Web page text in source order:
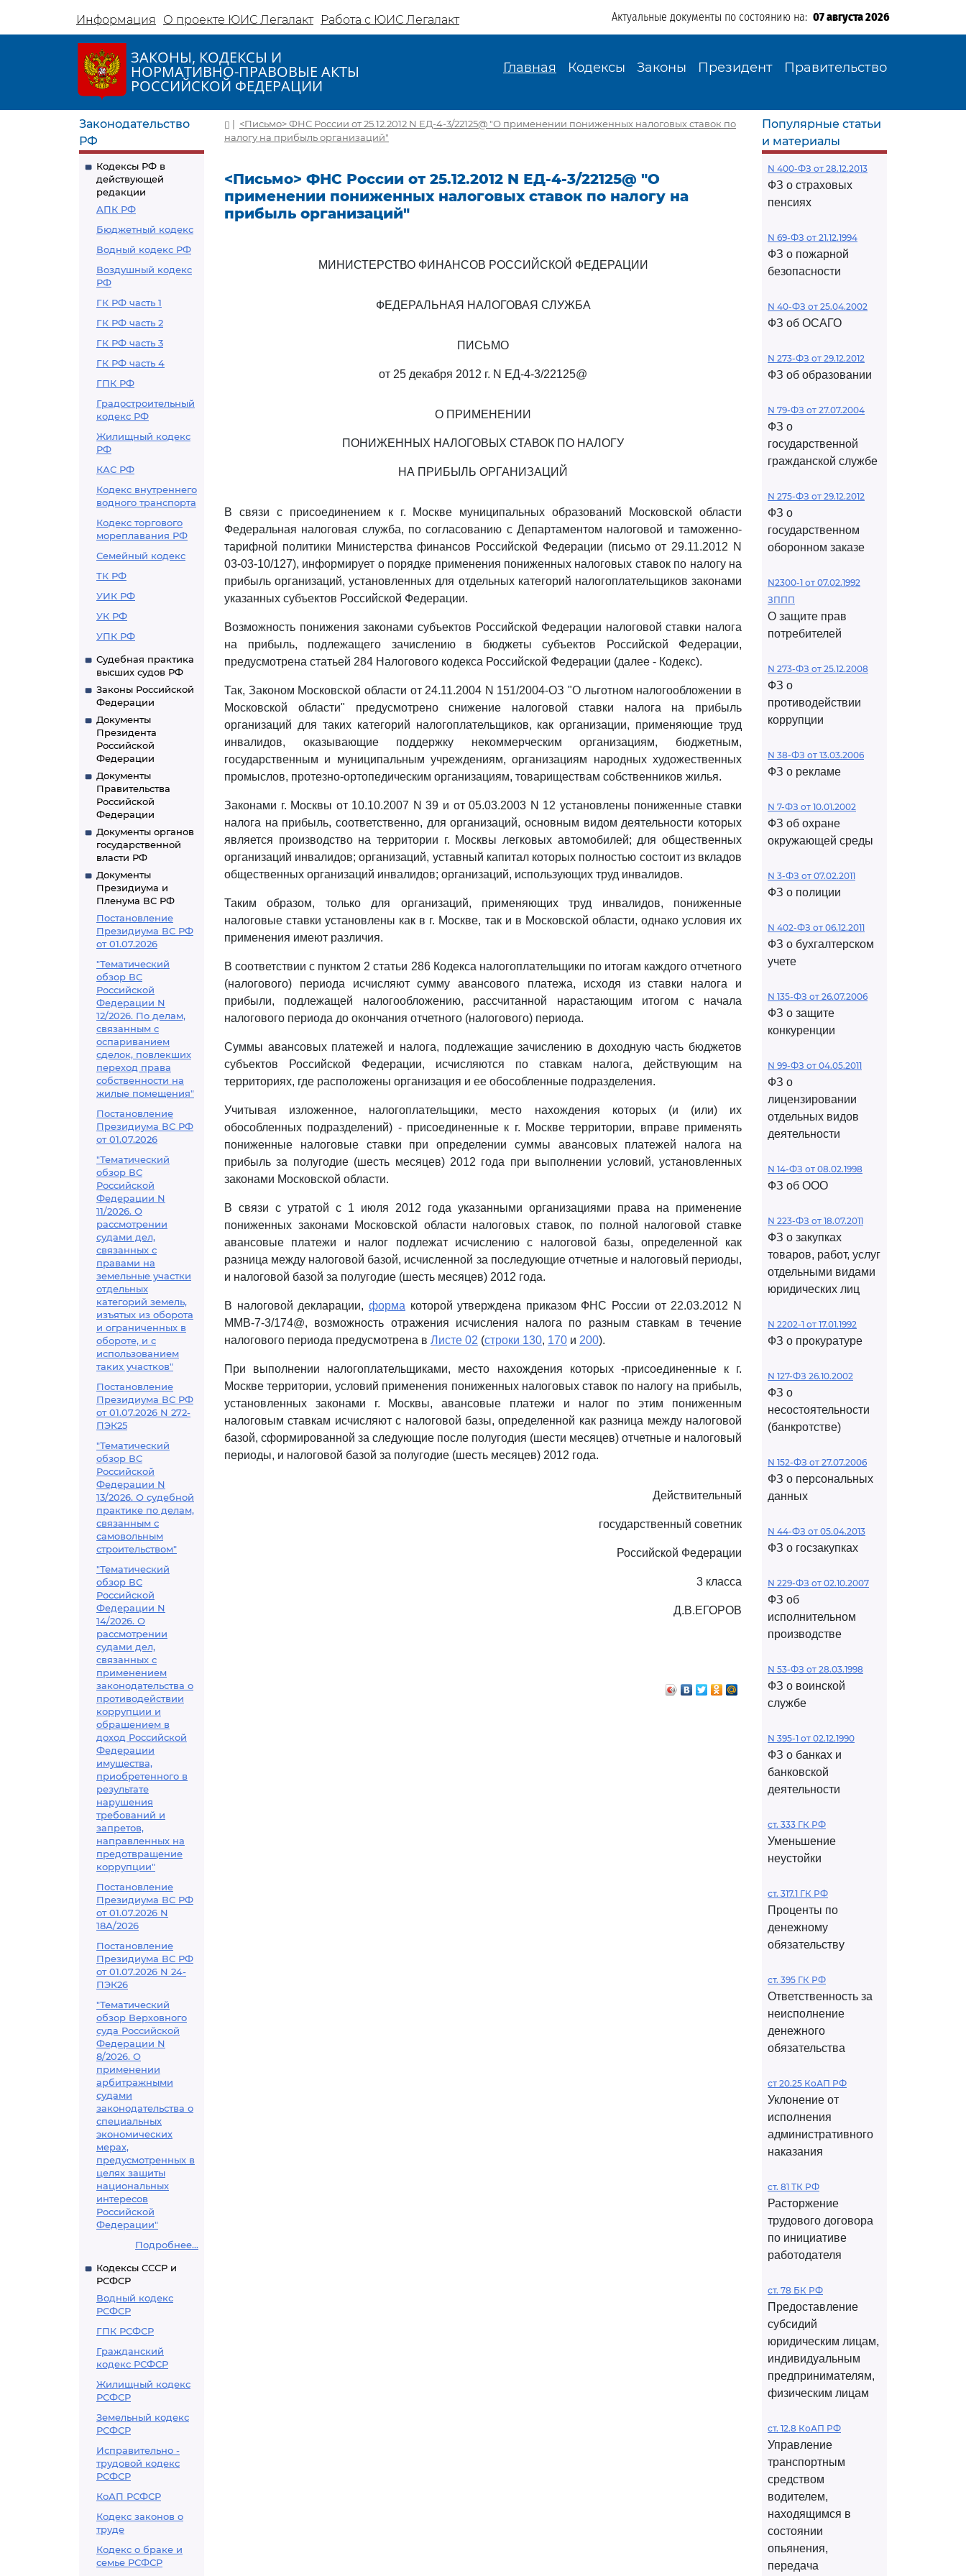
Информация О проекте ЮИС Легалакт Работа с ЮИС Легалакт Актуальные документы по состоянию на: 07 августа 2026
ЗАКОНЫ, КОДЕКСЫ И
НОРМАТИВНО-ПРАВОВЫЕ АКТЫ
РОССИЙСКОЙ ФЕДЕРАЦИИ
Главная Кодексы Законы Президент Правительство
Законодательство
РФ
Кодексы РФ в
действующей
редакции
АПК РФ
Бюджетный кодекс
Водный кодекс РФ
Воздушный кодекс
РФ
ГК РФ часть 1
ГК РФ часть 2
ГК РФ часть 3
ГК РФ часть 4
ГПК РФ
Градостроительный
кодекс РФ
Жилищный кодекс
РФ
КАС РФ
Кодекс внутреннего
водного транспорта
Кодекс торгового
мореплавания РФ
Семейный кодекс
ТК РФ
УИК РФ
УК РФ
УПК РФ
Судебная практика
высших судов РФ
Законы Российской
Федерации
Документы
Президента
Российской
Федерации
Документы
Правительства
Российской
Федерации
Документы органов
государственной
власти РФ
Документы
Президиума и
Пленума ВС РФ
Постановление
Президиума ВС РФ
от 01.07.2026
"Тематический
обзор ВС
Российской
Федерации N
12/2026. По делам,
связанным с
оспариванием
сделок, повлекших
переход права
собственности на
жилые помещения"
Постановление
Президиума ВС РФ
от 01.07.2026
"Тематический
обзор ВС
Российской
Федерации N
11/2026. О
рассмотрении
судами дел,
связанных с
правами на
земельные участки
отдельных
категорий земель,
изъятых из оборота
и ограниченных в
обороте, и с
использованием
таких участков"
Постановление
Президиума ВС РФ
от 01.07.2026 N 272-
ПЭК25
"Тематический
обзор ВС
Российской
Федерации N
13/2026. О судебной
практике по делам,
связанным с
самовольным
строительством"
"Тематический
обзор ВС
Российской
Федерации N
14/2026. О
рассмотрении
судами дел,
связанных с
применением
законодательства о
противодействии
коррупции и
обращением в
доход Российской
Федерации
имущества,
приобретенного в
результате
нарушения
требований и
запретов,
направленных на
предотвращение
коррупции"
Постановление
Президиума ВС РФ
от 01.07.2026 N
18А/2026
Постановление
Президиума ВС РФ
от 01.07.2026 N 24-
ПЭК26
"Тематический
обзор Верховного
суда Российской
Федерации N
8/2026. О
применении
арбитражными
судами
законодательства о
специальных
экономических
мерах,
предусмотренных в
целях защиты
национальных
интересов
Российской
Федерации"
Подробнее...
Кодексы СССР и
РСФСР
Водный кодекс
РСФСР
ГПК РСФСР
Гражданский
кодекс РСФСР
Жилищный кодекс
РСФСР
Земельный кодекс
РСФСР
Исправительно -
трудовой кодекс
РСФСР
КоАП РСФСР
Кодекс законов о
труде
Кодекс о браке и
семье РСФСР
| <Письмо> ФНС России от 25.12.2012 N ЕД-4-3/22125@ "О применении пониженных налоговых ставок по
налогу на прибыль организаций"
<Письмо> ФНС России от 25.12.2012 N ЕД-4-3/22125@ "О
применении пониженных налоговых ставок по налогу на
прибыль организаций"
МИНИСТЕРСТВО ФИНАНСОВ РОССИЙСКОЙ ФЕДЕРАЦИИ
ФЕДЕРАЛЬНАЯ НАЛОГОВАЯ СЛУЖБА
ПИСЬМО
от 25 декабря 2012 г. N ЕД-4-3/22125@
О ПРИМЕНЕНИИ
ПОНИЖЕННЫХ НАЛОГОВЫХ СТАВОК ПО НАЛОГУ
НА ПРИБЫЛЬ ОРГАНИЗАЦИЙ
В связи с присоединением к г. Москве муниципальных образований Московской области
Федеральная налоговая служба, по согласованию с Департаментом налоговой и таможенно-
тарифной политики Министерства финансов Российской Федерации (письмо от 29.11.2012 N
03-03-10/127), информирует о порядке применения пониженных налоговых ставок по налогу на
прибыль организаций, установленных для отдельных категорий налогоплательщиков законами
указанных субъектов Российской Федерации.
Возможность понижения законами субъектов Российской Федерации налоговой ставки налога
на прибыль, подлежащего зачислению в бюджеты субъектов Российской Федерации,
предусмотрена статьей 284 Налогового кодекса Российской Федерации (далее - Кодекс).
Так, Законом Московской области от 24.11.2004 N 151/2004-ОЗ "О льготном налогообложении в
Московской области" предусмотрено снижение налоговой ставки налога на прибыль
организаций для таких категорий налогоплательщиков, как организации, применяющие труд
инвалидов, оказывающие поддержку некоммерческим организациям, бюджетным,
государственным и муниципальным учреждениям, организациям народных художественных
промыслов, протезно-ортопедическим организациям, товариществам собственников жилья.
Законами г. Москвы от 10.10.2007 N 39 и от 05.03.2003 N 12 установлены пониженные ставки
налога на прибыль, соответственно, для организаций, основным видом деятельности которых
является производство на территории г. Москвы легковых автомобилей; для общественных
организаций инвалидов; организаций, уставный капитал которых полностью состоит из вкладов
общественных организаций инвалидов; организаций, использующих труд инвалидов.
Таким образом, только для организаций, применяющих труд инвалидов, пониженные
налоговые ставки установлены как в г. Москве, так и в Московской области, однако условия их
применения имеют различия.
В соответствии с пунктом 2 статьи 286 Кодекса налогоплательщики по итогам каждого отчетного
(налогового) периода исчисляют сумму авансового платежа, исходя из ставки налога и
прибыли, подлежащей налогообложению, рассчитанной нарастающим итогом с начала
налогового периода до окончания отчетного (налогового) периода.
Суммы авансовых платежей и налога, подлежащие зачислению в доходную часть бюджетов
субъектов Российской Федерации, исчисляются по ставкам налога, действующим на
территориях, где расположены организация и ее обособленные подразделения.
Учитывая изложенное, налогоплательщики, место нахождения которых (и (или) их
обособленных подразделений) - присоединенные к г. Москве территории, вправе применять
пониженные налоговые ставки при определении суммы авансовых платежей налога на
прибыль за полугодие (шесть месяцев) 2012 года при выполнении условий, установленных
законами Московской области.
В связи с утратой с 1 июля 2012 года указанными организациями права на применение
пониженных законами Московской области налоговых ставок, по полной налоговой ставке
авансовые платежи и налог подлежат исчислению с налоговой базы, определенной как
разница между налоговой базой, исчисленной за последующие отчетные и налоговый периоды,
и налоговой базой за полугодие (шесть месяцев) 2012 года.
В налоговой декларации, форма которой утверждена приказом ФНС России от 22.03.2012 N
ММВ-7-3/174@, возможность отражения исчисления налога по разным ставкам в течение
налогового периода предусмотрена в Листе 02 (строки 130, 170 и 200).
При выполнении налогоплательщиками, место нахождения которых -присоединенные к г.
Москве территории, условий применения пониженных налоговых ставок по налогу на прибыль,
установленных законами г. Москвы, авансовые платежи и налог по этим пониженным
налоговым ставкам исчисляют с налоговой базы, определенной как разница между налоговой
базой, сформированной за следующие после полугодия (шести месяцев) отчетные и налоговый
периоды, и налоговой базой за полугодие (шесть месяцев) 2012 года.
Действительный
государственный советник
Российской Федерации
3 класса
Д.В.ЕГОРОВ
Популярные статьи
и материалы
N 400-ФЗ от 28.12.2013
ФЗ о страховых
пенсиях
N 69-ФЗ от 21.12.1994
ФЗ о пожарной
безопасности
N 40-ФЗ от 25.04.2002
ФЗ об ОСАГО
N 273-ФЗ от 29.12.2012
ФЗ об образовании
N 79-ФЗ от 27.07.2004
ФЗ о
государственной
гражданской службе
N 275-ФЗ от 29.12.2012
ФЗ о
государственном
оборонном заказе
N2300-1 от 07.02.1992
ЗППП
О защите прав
потребителей
N 273-ФЗ от 25.12.2008
ФЗ о
противодействии
коррупции
N 38-ФЗ от 13.03.2006
ФЗ о рекламе
N 7-ФЗ от 10.01.2002
ФЗ об охране
окружающей среды
N 3-ФЗ от 07.02.2011
ФЗ о полиции
N 402-ФЗ от 06.12.2011
ФЗ о бухгалтерском
учете
N 135-ФЗ от 26.07.2006
ФЗ о защите
конкуренции
N 99-ФЗ от 04.05.2011
ФЗ о
лицензировании
отдельных видов
деятельности
N 14-ФЗ от 08.02.1998
ФЗ об ООО
N 223-ФЗ от 18.07.2011
ФЗ о закупках
товаров, работ, услуг
отдельными видами
юридических лиц
N 2202-1 от 17.01.1992
ФЗ о прокуратуре
N 127-ФЗ 26.10.2002
ФЗ о
несостоятельности
(банкротстве)
N 152-ФЗ от 27.07.2006
ФЗ о персональных
данных
N 44-ФЗ от 05.04.2013
ФЗ о госзакупках
N 229-ФЗ от 02.10.2007
ФЗ об
исполнительном
производстве
N 53-ФЗ от 28.03.1998
ФЗ о воинской
службе
N 395-1 от 02.12.1990
ФЗ о банках и
банковской
деятельности
ст. 333 ГК РФ
Уменьшение
неустойки
ст. 317.1 ГК РФ
Проценты по
денежному
обязательству
ст. 395 ГК РФ
Ответственность за
неисполнение
денежного
обязательства
ст 20.25 КоАП РФ
Уклонение от
исполнения
административного
наказания
ст. 81 ТК РФ
Расторжение
трудового договора
по инициативе
работодателя
ст. 78 БК РФ
Предоставление
субсидий
юридическим лицам,
индивидуальным
предпринимателям,
физическим лицам
ст. 12.8 КоАП РФ
Управление
транспортным
средством
водителем,
находящимся в
состоянии
опьянения,
передача